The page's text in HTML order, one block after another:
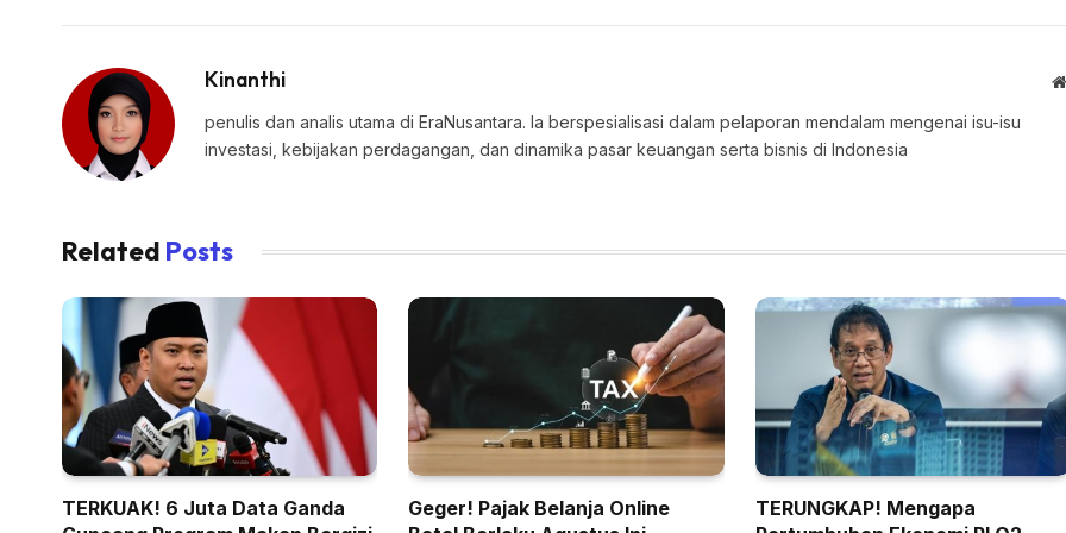
Kinanthi
penulis dan analis utama di EraNusantara. Ia berspesialisasi dalam pelaporan mendalam mengenai isu-isu
investasi, kebijakan perdagangan, dan dinamika pasar keuangan serta bisnis di Indonesia
Related Posts
TERKUAK! 6 Juta Data Ganda
Geger! Pajak Belanja Online
TERUNGKAP! Mengapa